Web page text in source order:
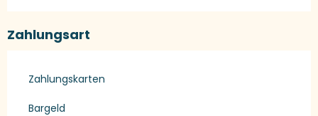
Zahlungsart
Zahlungskarten
Bargeld